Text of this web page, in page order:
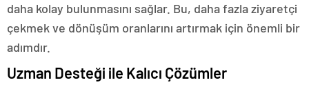
daha kolay bulunmasını sağlar. Bu, daha fazla ziyaretçi
çekmek ve dönüşüm oranlarını artırmak için önemli bir
adımdır.
Uzman Desteği ile Kalıcı Çözümler